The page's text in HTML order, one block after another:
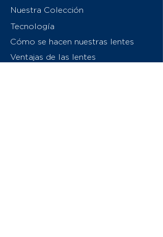
Nuestra Colección
Tecnología
Cómo se hacen nuestras lentes
Ventajas de las lentes